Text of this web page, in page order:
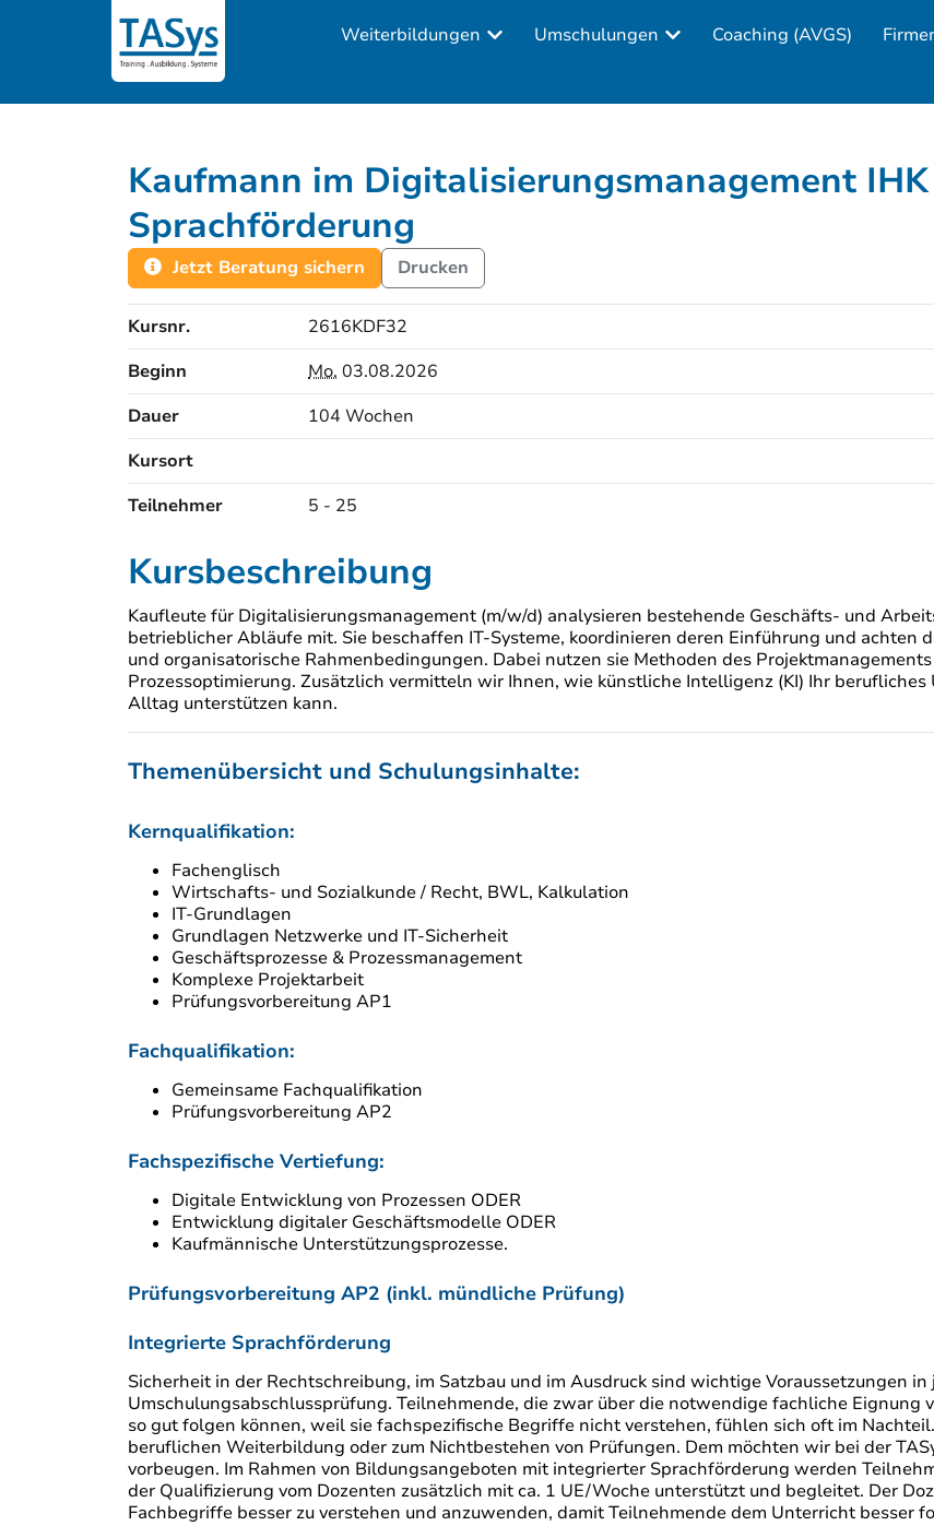
Weiterbildungen Umschulungen Coaching (AVGS)
Kaufmann im Digitalisierungsmanagement
Sprachförderung
Jetzt Beratung sichern Drucken
Kursnr.
2616KDF32
Beginn
Mo. 03.08.2026
Dauer
104 Wochen
Kursort
Teilnehmer
5 - 25
Kursbeschreibung
Kaufleute für Digitalisierungsmanagement (m/w/d) analysieren bestehende Geschäfts- und
betrieblicher Abläufe mit. Sie beschaffen IT-Systeme, koordinieren deren Einführung und
und organisatorische Rahmenbedingungen. Dabei nutzen sie Methoden des
Prozessoptimierung. Zusätzlich vermitteln wir Ihnen, wie künstliche Intelligenz (KI) Ihr
Alltag unterstützen kann.
Themenübersicht und Schulungsinhalte:
Kernqualifikation:
Fachenglisch
Wirtschafts- und Sozialkunde / Recht, BWL, Kalkulation
IT-Grundlagen
Grundlagen Netzwerke und IT-Sicherheit
Geschäftsprozesse & Prozessmanagement
Komplexe Projektarbeit
Prüfungsvorbereitung AP1
Fachqualifikation:
Gemeinsame Fachqualifikation
Prüfungsvorbereitung AP2
Fachspezifische Vertiefung:
Digitale Entwicklung von Prozessen ODER
Entwicklung digitaler Geschäftsmodelle ODER
Kaufmännische Unterstützungsprozesse.
Prüfungsvorbereitung AP2 (inkl. mündliche Prüfung)
Integrierte Sprachförderung
Sicherheit in der Rechtschreibung, im Satzbau und im Ausdruck sind wichtige Voraussetzungen
Umschulungsabschlussprüfung. Teilnehmende, die zwar über die notwendige fachliche
so gut folgen können, weil sie fachspezifische Begriffe nicht verstehen, fühlen sich oft im
beruflichen Weiterbildung oder zum Nichtbestehen von Prüfungen. Dem möchten wir bei der
vorbeugen. Im Rahmen von Bildungsangeboten mit integrierter Sprachförderung werden
der Qualifizierung vom Dozenten zusätzlich mit ca. 1 UE/Woche unterstützt und begleitet. Der
Fachbegriffe besser zu verstehen und anzuwenden, damit Teilnehmende dem Unterricht besser